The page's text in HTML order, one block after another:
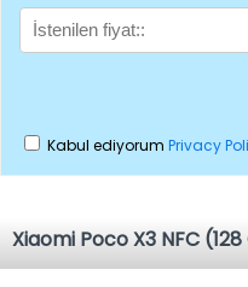
Kabul ediyorum Privacy
Xiaomi Poco X3 NFC